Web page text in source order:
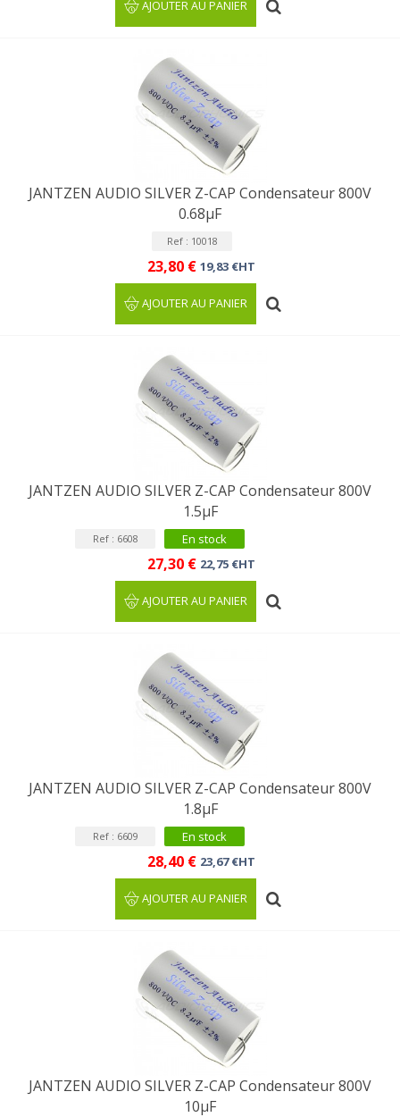
AJOUTER AU PANIER
JANTZEN AUDIO SILVER Z-CAP Condensateur 800V
0.68µF
Ref : 10018
23,80 € 19,83 €HT
AJOUTER AU PANIER
JANTZEN AUDIO SILVER Z-CAP Condensateur 800V
1.5µF
Ref : 6608 En stock
27,30 € 22,75 €HT
AJOUTER AU PANIER
JANTZEN AUDIO SILVER Z-CAP Condensateur 800V
1.8µF
Ref : 6609 En stock
28,40 € 23,67 €HT
AJOUTER AU PANIER
JANTZEN AUDIO SILVER Z-CAP Condensateur 800V
10µF